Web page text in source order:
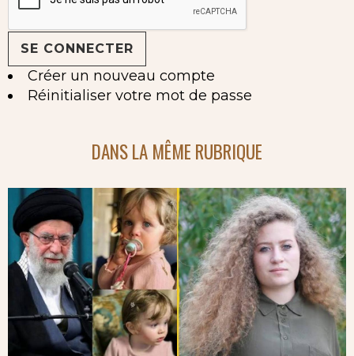
Créer un nouveau compte
Réinitialiser votre mot de passe
DANS LA MÊME RUBRIQUE